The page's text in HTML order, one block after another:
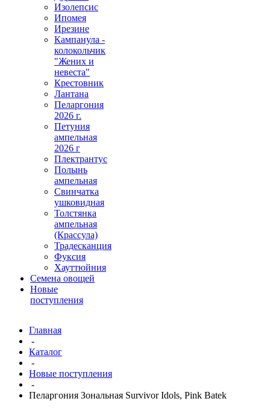
Изолепсис
Ипомея
Ирезине
Кампанула -
колокольчик
"Жених и
невеста"
Крестовник
Лантана
Пеларгония
2026 г.
Петуния
ампельная
2026 г
Плектрантус
Полынь
ампельная
Свинчатка
ушковидная
Толстянка
ампельная
(Крассула)
Традесканция
Фуксия
Хауттюйния
Семена овощей
Новые
поступления
Главная
-
Каталог
-
Новые поступления
-
Пеларгония Зональная Survivor Idols, Pink Batek